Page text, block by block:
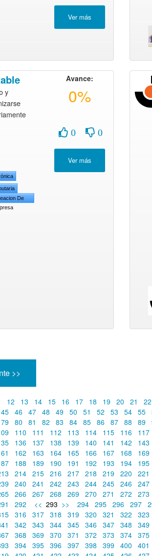
y
De
Avance:
0%
0 0
>>
12 13 14 15 16 17 18 19 20 21 22
45 46 47 48 49 50 51 52 53 54 55
79 80 81 82 83 84 85 86 87 88 89
110 111 112 113 114 115 116 117
136 137 138 139 140 141 142 143
162 163 164 165 166 167 168 169
188 189 190 191 192 193 194 195
214 215 216 217 218 219 220 221
240 241 242 243 244 245 246 247
266 267 268 269 270 271 272 273
292 << 293 >> 294 295 296 297
316 317 318 319 320 321 322 323
342 343 344 345 346 347 348 349
368 369 370 371 372 373 374 375
394 395 396 397 398 399 400 401